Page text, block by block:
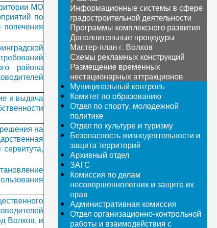
МО
по
района
и выдача
на
Волхов, и
Информационные системы в сфере
градостроительной деятельности
Программы комплексного развития
Дополнительные процедуры
Мастер-план г. Волхов
Схемы рекламных конструкций
Размещение временных
нестационарных аттракционов
Муниципальный контроль
Комитет по образованию
Отдел по спорту, молодежной
политике
Отдел по культуре и туризму
Безопасность жизнедеятельности и
защита территорий
Архивный отдел
ЗАГС
Комиссия по делам
несовершеннолетних и защите их
прав
Административная комиссия
Отдел организационно-контрольной
работы и взаимодействия с